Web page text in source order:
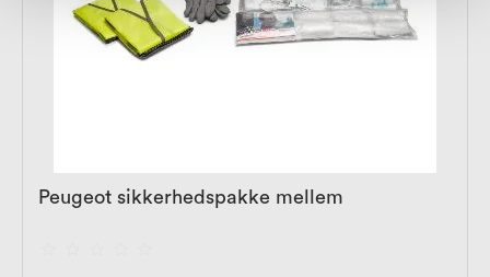
Peugeot sikkerhedspakke mellem